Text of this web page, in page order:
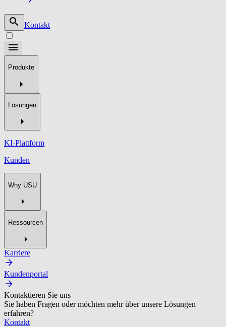
Kontakt
Produkte
Lösungen
KI-Plattform
Kunden
Why USU
Ressourcen
Karriere
Kundenportal
Kontaktieren Sie uns
Sie haben Fragen oder möchten mehr über unsere Lösungen
erfahren?
Kontakt